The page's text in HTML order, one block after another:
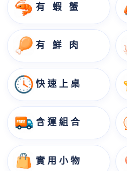
有 蝦 蟹
有 鮮 肉
快 速 上 桌
含 運 組 合
實 用 小 物